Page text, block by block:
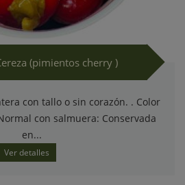
(pimientos cherry )
con tallo o sin corazón. . Color
con salmuera: Conservada
en...
Ver detalles